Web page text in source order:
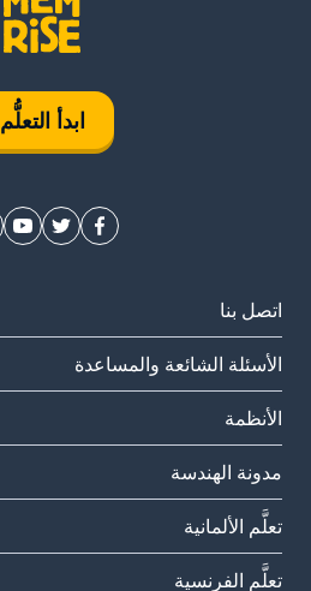
ابدأ التعلُّم
اتصل بنا
الأسئلة الشائعة والمساعدة
الأنظمة
مدونة الهندسة
تعلَّم الألمانية
تعلَّم الفرنسية